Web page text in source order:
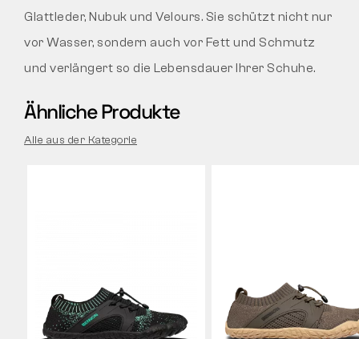
Glattleder, Nubuk und Velours. Sie schützt nicht nur
vor Wasser, sondern auch vor Fett und Schmutz
und verlängert so die Lebensdauer Ihrer Schuhe.
Ähnliche Produkte
Alle aus der Kategorie